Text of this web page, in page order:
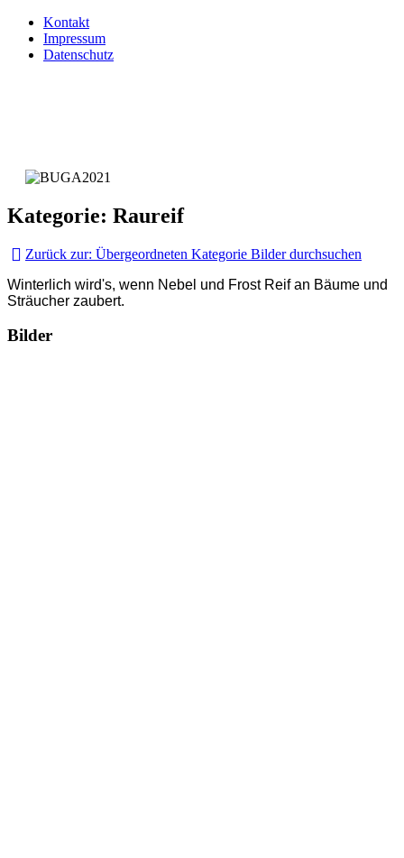
Kontakt
Impressum
Datenschutz
Kategorie: Raureif
Zurück zur: Übergeordneten Kategorie Bilder durchsuchen
Winterlich wird's, wenn Nebel und Frost Reif an Bäume und
Sträucher zaubert.
Bilder